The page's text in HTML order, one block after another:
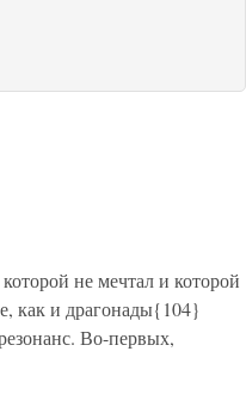
не мечтал и которой
как и драгонады{104}
Во-первых,